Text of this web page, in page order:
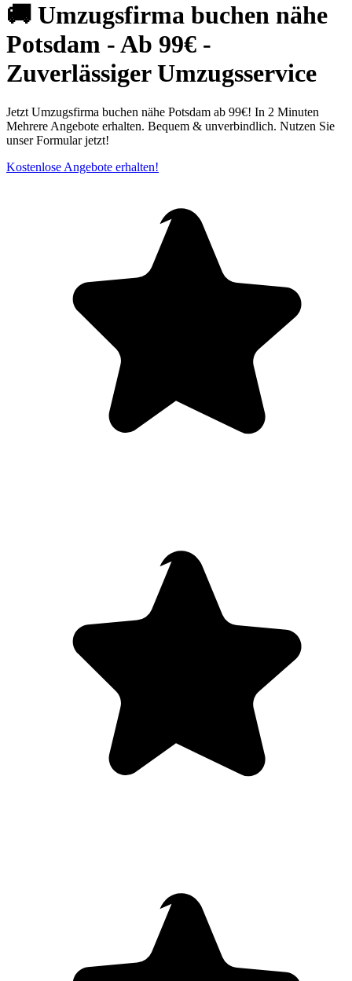
🚚 Umzugsfirma buchen nähe
Potsdam - Ab 99€ -
Zuverlässiger Umzugsservice
Jetzt Umzugsfirma buchen nähe Potsdam ab 99€! In 2 Minuten
Mehrere Angebote erhalten. Bequem & unverbindlich. Nutzen Sie
unser Formular jetzt!
Kostenlose Angebote erhalten!